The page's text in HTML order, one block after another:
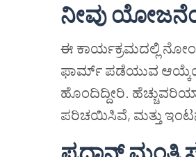
ನೀವು
ಈ ಕಾರ್ಯಕ್ರಮದಲ್ಲಿ
ಫಾರ್ಮ್ ಪಡೆಯುವ
ಹೊಂದಿದ್ದೀರಿ.
ಪರಿಚಯಿಸಿವೆ, ಮತ್ತು
ಪ್ರಧಾನ್ ಮಂತ್ರಿ